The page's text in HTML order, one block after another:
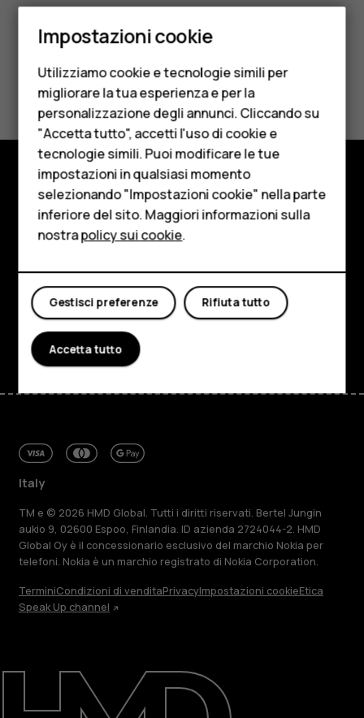
Smartphone
Cellulari
Telefoni per anziani
Accessori
HMD Terra M
Per le imprese
Tablet
Negozio
Il mio account
Ripara, riutilizza, ricicla
Sostenibilità
Ti è stato d'aiuto?
Sì No
Negozio
Informazioni su
Assistenza
FacebookInstagram
Tiktok
Italy
TM e © 2026 HMD Global. Tutti i diritti riservati. Bertel Jungin
aukio 9, 02600 Espoo, Finlandia. ID azienda 2724044-2. HMD
Global Oy è il concessionario esclusivo del marchio Nokia per
telefoni. Nokia è un marchio registrato di Nokia Corporation.
TerminiCondizioni di venditaPrivacyImpostazioni cookieEtica
Speak Up channel
Impostazioni cookie
Utilizziamo cookie e tecnologie simili per
migliorare la tua esperienza e per la
personalizzazione degli annunci. Cliccando su
"Accetta tutto", accetti l'uso di cookie e
tecnologie simili. Puoi modificare le tue
impostazioni in qualsiasi momento
selezionando "Impostazioni cookie" nella parte
inferiore del sito. Maggiori informazioni sulla
nostrapolicy sui cookie.
Rifiuta tutto
Gestisci preferenze
Accetta tutto